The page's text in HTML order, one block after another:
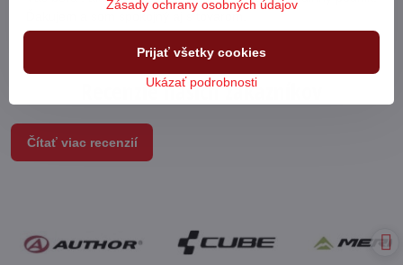
Ďakujem a som spokojný aj s tovarom.
Recenzie našich zákazníkov
Čítať viac recenzií
Zásady ochrany osobných údajov
Ukázať podrobnosti
Prijať všetky cookies